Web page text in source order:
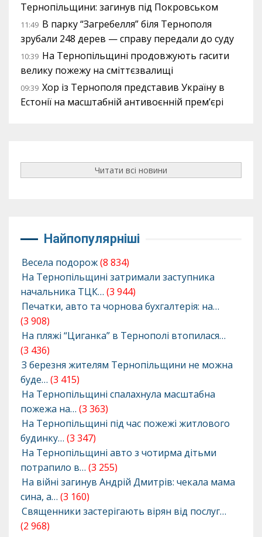
Тернопільщини: загинув під Покровськом
11:49 В парку “Загребелля” біля Тернополя
зрубали 248 дерев — справу передали до суду
10:39 На Тернопільщині продовжують гасити
велику пожежу на сміттєзвалищі
09:39 Хор із Тернополя представив Україну в
Естонії на масштабній антивоєнній прем’єрі
Читати всі новини
Найпопулярніші
Весела подорож(8 834)
На Тернопільщині затримали заступника
начальника ТЦК… (3 944)
Печатки, авто та чорнова бухгалтерія: на…
(3 908)
На пляжі “Циганка” в Тернополі втопилася…
(3 436)
З березня жителям Тернопільщини не можна
буде… (3 415)
На Тернопільщині спалахнула масштабна
пожежа на… (3 363)
На Тернопільщині під час пожежі житлового
будинку… (3 347)
На Тернопільщині авто з чотирма дітьми
потрапило в… (3 255)
На війні загинув Андрій Дмитрів: чекала мама
сина, а… (3 160)
Священники застерігають вірян від послуг…
(2 968)